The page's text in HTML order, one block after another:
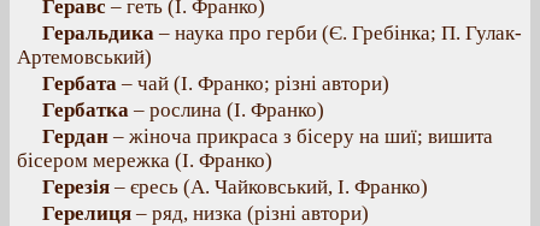
Геравс – геть (І. Франко)
Геральдика – наука про герби (Є. Гребінка; П. Гулак-
Артемовський)
Гербата – чай (І. Франко; різні автори)
Гербатка – рослина (І. Франко)
Гердан – жіноча прикраса з бісеру на шиї; вишита
бісером мережка (І. Франко)
Герезія – єресь (А. Чайковський, І. Франко)
Герелиця – ряд, низка (різні автори)